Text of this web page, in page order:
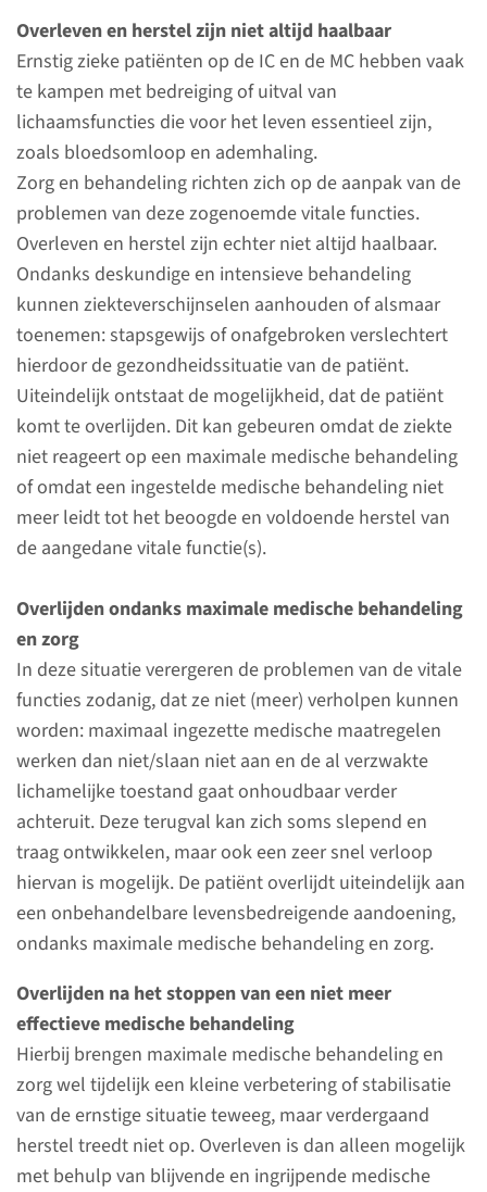
Overleven en herstel zijn niet altijd haalbaar
Ernstig zieke patiënten op de IC en de MC hebben vaak
te kampen met bedreiging of uitval van
lichaamsfuncties die voor het leven essentieel zijn,
zoals bloedsomloop en ademhaling.
Zorg en behandeling richten zich op de aanpak van de
problemen van deze zogenoemde vitale functies.
Overleven en herstel zijn echter niet altijd haalbaar.
Ondanks deskundige en intensieve behandeling
kunnen ziekteverschijnselen aanhouden of alsmaar
toenemen: stapsgewijs of onafgebroken verslechtert
hierdoor de gezondheidssituatie van de patiënt.
Uiteindelijk ontstaat de mogelijkheid, dat de patiënt
komt te overlijden. Dit kan gebeuren omdat de ziekte
niet reageert op een maximale medische behandeling
of omdat een ingestelde medische behandeling niet
meer leidt tot het beoogde en voldoende herstel van
de aangedane vitale functie(s).
Overlijden ondanks maximale medische behandeling
en zorg
In deze situatie verergeren de problemen van de vitale
functies zodanig, dat ze niet (meer) verholpen kunnen
worden: maximaal ingezette medische maatregelen
werken dan niet/slaan niet aan en de al verzwakte
lichamelijke toestand gaat onhoudbaar verder
achteruit. Deze terugval kan zich soms slepend en
traag ontwikkelen, maar ook een zeer snel verloop
hiervan is mogelijk. De patiënt overlijdt uiteindelijk aan
een onbehandelbare levensbedreigende aandoening,
ondanks maximale medische behandeling en zorg.
Overlijden na het stoppen van een niet meer
effectieve medische behandeling
Hierbij brengen maximale medische behandeling en
zorg wel tijdelijk een kleine verbetering of stabilisatie
van de ernstige situatie teweeg, maar verdergaand
herstel treedt niet op. Overleven is dan alleen mogelijk
met behulp van blijvende en ingrijpende medische
patiënt zo goed mogelijk door een kritieke, soms
levensbedreigende fase heen te helpen.
Complexe zorg en
veiligheid
op de IC en MC
De zorg op onze afdeling is zeer
complex. Veel verschillende
medisch specialisten en
deel aan, ondersteund door
technologie.
lees meer
Spoedopname of
geplande opname
Sommige patiënten weten
vooraf dat zij naar de IC gaan,
bijvoorbeeld na een grote
operatie. Voor andere
patiënten, en zeker ook voor
hun naasten, komt een
opname onverwachts.